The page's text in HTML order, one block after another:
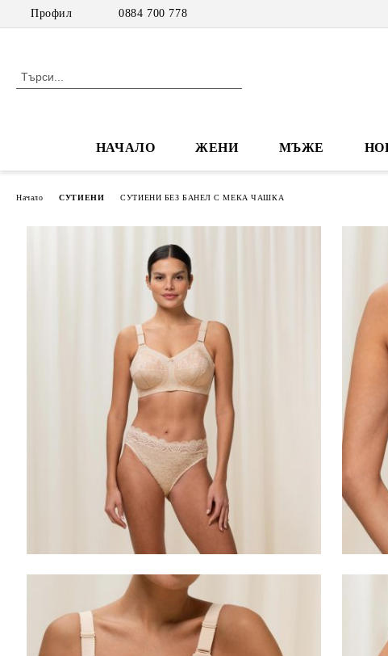
Профил 0884 700 778
НАЧАЛО ЖЕНИ МЪЖЕ
Начало СУТИЕНИ СУТИЕНИ БЕЗ БАНЕЛ С МЕКА ЧАШКА